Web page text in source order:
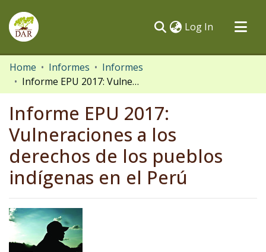
Log In (current)
Communities & Collections
All of DSpace
Home Informes
Informes
Informe EPU 2017: Vulneraciones a los derechos de los pueblos indígenas en el Perú
Informe EPU 2017:
Vulneraciones a los
derechos de los pueblos
indígenas en el Perú